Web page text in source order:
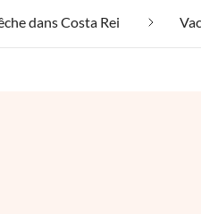
dans Costa Rei